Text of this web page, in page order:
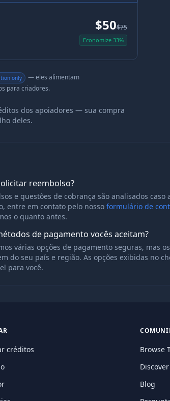
$50$75
Economize 33%
only
— eles alimentam
para criadores.
dos apoiadores — sua compra
deles.
reembolso?
e questões de cobrança são analisados caso
entre em contato pelo nosso formulário de
o quanto antes.
de pagamento vocês aceitam?
várias opções de pagamento seguras, mas
do seu país e região. As opções exibidas no
para você.
créditos
Browse
Blog